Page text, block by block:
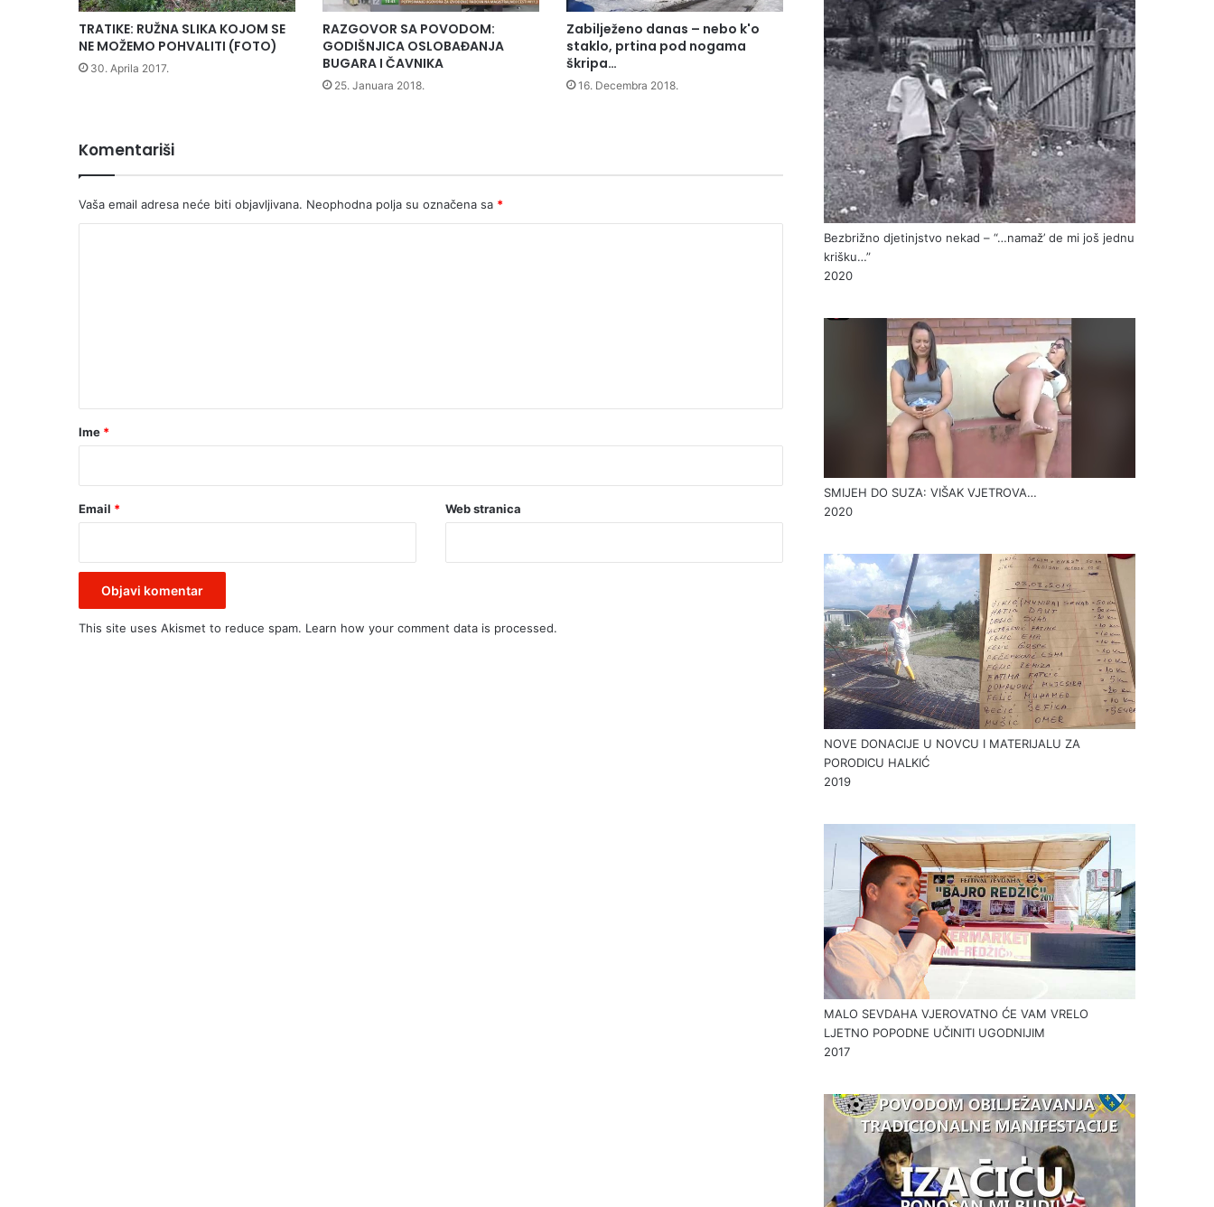
TRATIKE: RUŽNA SLIKA KOJOM SE
NE MOŽEMO POHVALITI (FOTO)
30. Aprila 2017.
RAZGOVOR SA POVODOM:
GODIŠNJICA OSLOBAĐANJA
BUGARA I ČAVNIKA
25. Januara 2018.
Zabilježeno danas – nebo k'o
staklo, prtina pod nogama
škripa…
16. Decembra 2018.
Komentariši
Vaša email adresa neće biti objavljivana. Neophodna polja su označena sa *
r
Ime *
Email * Web stranica
This site uses Akismet to reduce spam. Learn how your comment data is processed.
Bezbrižno djetinjstvo nekad – “…namaž’ de mi još jednu
krišku…”
2020
SMIJEH DO SUZA: VIŠAK VJETROVA…
2020
NOVE DONACIJE U NOVCU I MATERIJALU ZA
PORODICU HALKIĆ
2019
MALO SEVDAHA VJEROVATNO ĆE VAM VRELO
LJETNO POPODNE UČINITI UGODNIJIM
2017